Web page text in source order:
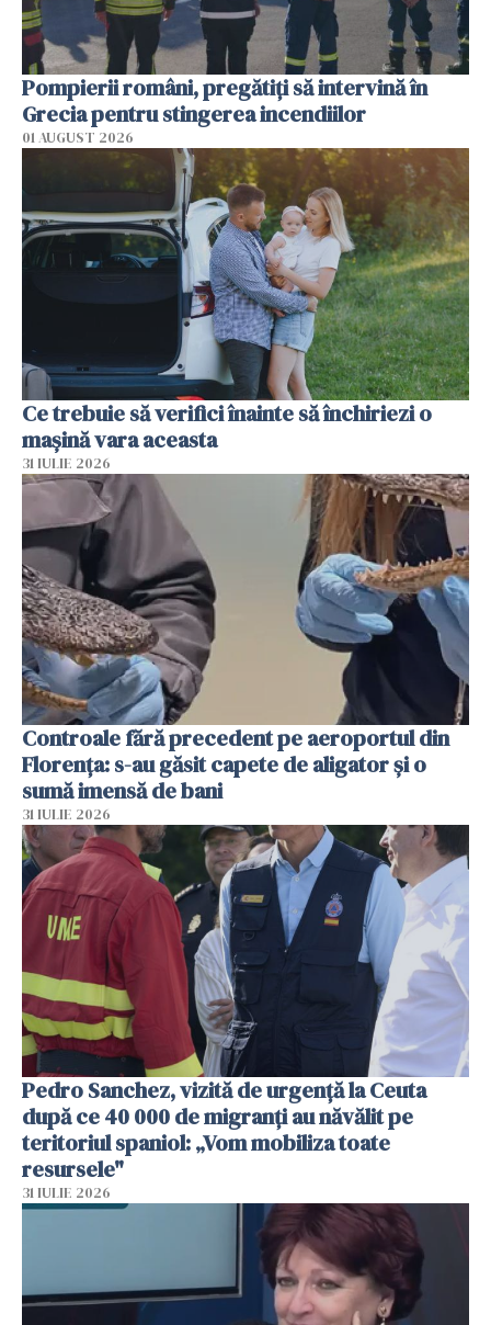
Pompierii români, pregătiţi să intervină în
Grecia pentru stingerea incendiilor
01 AUGUST 2026
Ce trebuie să verifici înainte să închiriezi o
mașină vara aceasta
31 IULIE 2026
Controale fără precedent pe aeroportul din
Florența: s-au găsit capete de aligator și o
sumă imensă de bani
31 IULIE 2026
Pedro Sanchez, vizită de urgență la Ceuta
după ce 40 000 de migranți au năvălit pe
teritoriul spaniol: „Vom mobiliza toate
resursele"
31 IULIE 2026